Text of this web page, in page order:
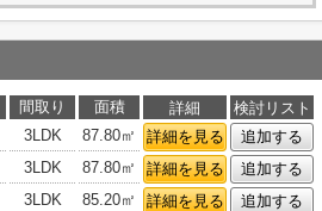
間取り 面積 詳細
検討リスト
3LDK 87.80㎡ 詳細を見る
追加する
3LDK 87.80㎡ 詳細を見る
追加する
3LDK 85.20㎡ 詳細を見る
追加する